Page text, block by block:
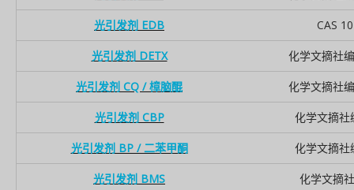
光引发剂 EDB CAS
光引发剂 DETX 化学文摘社
光引发剂 CQ / 樟脑醌 化学文摘社
光引发剂 CBP 化学文摘
光引发剂 BP / 二苯甲酮 化学文摘
光引发剂 BMS 化学文摘